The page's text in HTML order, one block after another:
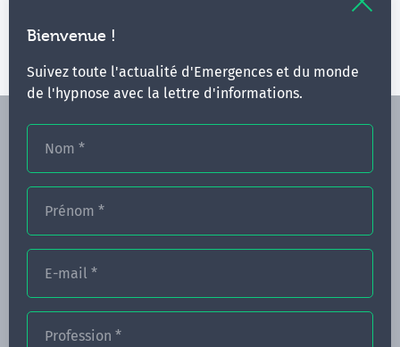
Bienvenue !
Suivez toute l'actualité d'Emergences et du monde
de l'hypnose avec la lettre d'informations.
Nom *
Prénom *
E-mail *
Profession *
Vous pouvez renouveler votre requête en élargissant
CONGRÈS
ACTUALITÉS